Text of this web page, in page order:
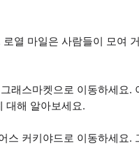
열 마일은 사람들이 모여
래스마켓으로 이동하세요.
대해 알아보세요.
스 커키야드로 이동하세요.